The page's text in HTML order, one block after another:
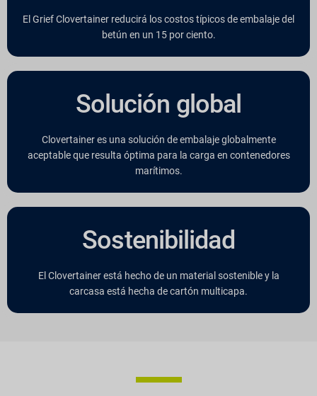
El Grief Clovertainer reducirá los costos típicos de embalaje del
betún en un 15 por ciento.
Solución global
Clovertainer es una solución de embalaje globalmente
aceptable que resulta óptima para la carga en contenedores
marítimos.
Sostenibilidad
El Clovertainer está hecho de un material sostenible y la
carcasa está hecha de cartón multicapa.